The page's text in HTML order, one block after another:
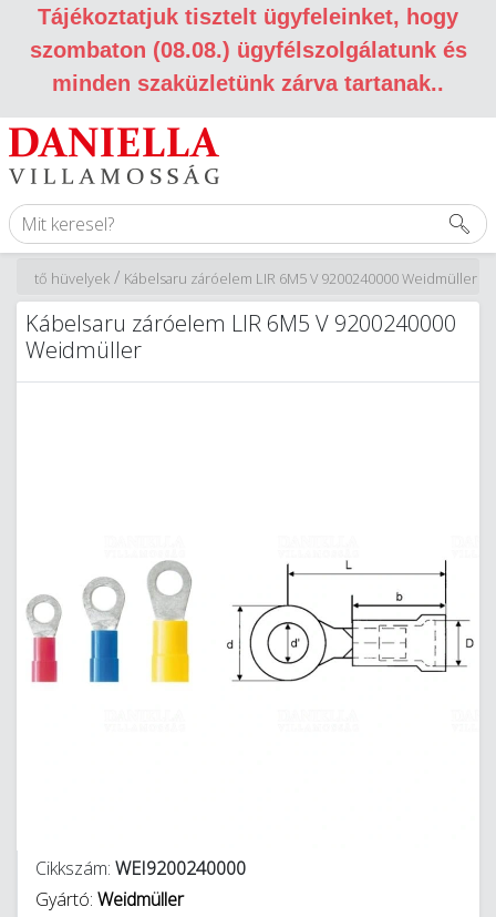
Tájékoztatjuk tisztelt ügyfeleinket, hogy
szombaton (08.08.) ügyfélszolgálatunk és
minden szaküzletünk zárva tartanak..
Kábelsaru záróelem LIR 6M5 V 9200240000 Weidmüller
/
hüvelyek
Kábelsaru záróelem LIR 6M5 V 9200240000
Weidmüller
Cikkszám: WEI9200240000
Gyártó: Weidmüller